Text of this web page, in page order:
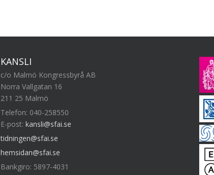
KANSLI
c/o Malmö Kongressbyrå AB
Norra Vallgatan 16
211 25 Malmö
Telefon: 040-258550
E-post: kansli@sfai.se
tidningen@sfai.se
hemsidan@sfai.se
Bankgiro: 5897-4031